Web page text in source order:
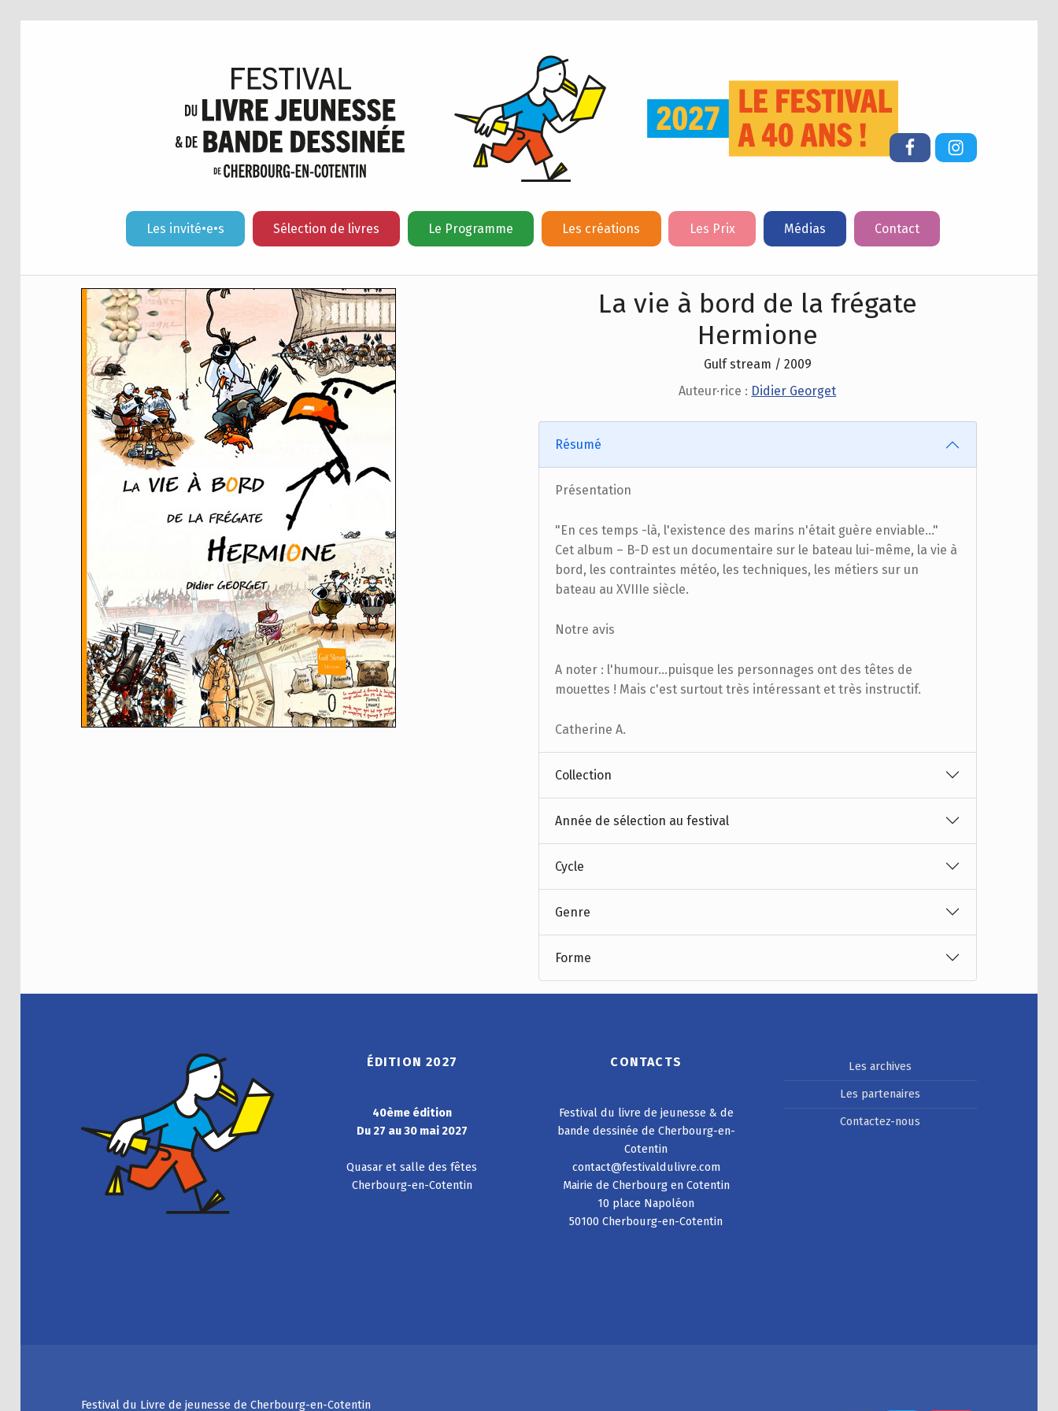
Les invité•e•s Sélection de livres Le Programme Les créations Les Prix Médias Contact
FacebookInstagram
La vie à bord de la frégate
Hermione
Gulf stream / 2009
Auteur·rice : Didier Georget
Résumé
Présentation
"En ces temps -là, l'existence des marins n'était guère enviable..."
Cet album – B-D est un documentaire sur le bateau lui-même, la vie à
bord, les contraintes météo, les techniques, les métiers sur un
bateau au XVIIIe siècle.
Notre avis
A noter : l'humour...puisque les personnages ont des têtes de
mouettes ! Mais c'est surtout très intéressant et très instructif.
Catherine A.
Collection
Année de sélection au festival
Cycle
Genre
Forme
ÉDITION 2027
40ème édition
Du 27 au 30 mai 2027
Quasar et salle des fêtes
Cherbourg-en-Cotentin
CONTACTS
Festival du livre de jeunesse & de
bande dessinée de Cherbourg-en-
Cotentin
contact@festivaldulivre.com
Mairie de Cherbourg en Cotentin
10 place Napoléon
50100 Cherbourg-en-Cotentin
Les archives
Les partenaires
Contactez-nous
Festival du Livre de jeunesse de Cherbourg-en-Cotentin